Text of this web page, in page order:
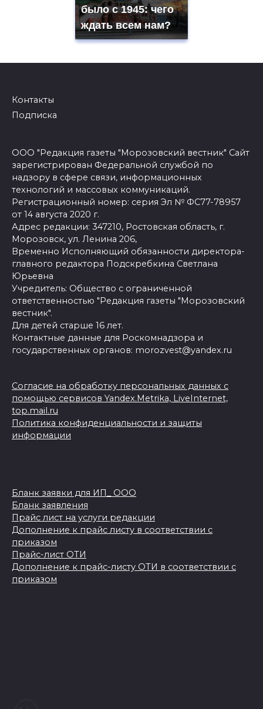
было с 1945: чего
ждать всем нам?
Контакты
Подписка
ООО "Редакция газеты "Морозовский вестник" Сайт
зарегистрирован Федеральной службой по
надзору в сфере связи, информационных
технологий и массовых коммуникаций.
Регистрационный номер: серия Эл № ФС77-78957
от 14 августа 2020 г.
Адрес редакции: 347210, Ростовская область, г.
Морозовск, ул. Ленина 206,
Временно Исполняющий обязанности директора-
главного редактора Подскребкина Светлана
Юрьевна
Учредитель: Общество с ограниченной
ответственностью "Редакция газеты "Морозовский
вестник".
Для детей старше 16 лет.
Контактные данные для Роскомнадзора и
государственных органов: morozvest@yandex.ru
Согласие на обработку персональных данных с
помощью сервисов Yandex.Metrika, LiveInternet,
top.mail.ru
Политика конфиденциальности и защиты
информации
Бланк заявки для ИП_ ООО
Бланк заявления
Прайс лист на услуги редакции
Дополнение к прайс листу в соответствии с
приказом
Прайс-лист ОТИ
Дополнение к прайс-листу ОТИ в соответствии с
приказом